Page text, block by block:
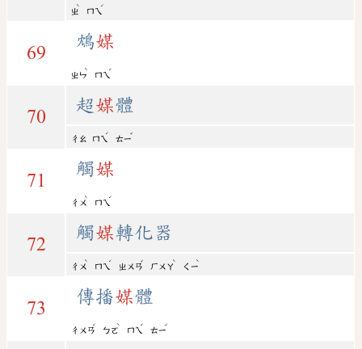
ㄓ
ˋ
ㄇㄟ
ˊ
69
鴆媒
ㄓㄣ
ˋ
ㄇㄟ
ˊ
70
超媒體
ㄔㄠ ㄇㄟ
ˊ
ㄊㄧ
ˇ
71
觸媒
ㄔㄨ
ˋ
ㄇㄟ
ˊ
72
觸媒轉化器
ㄔㄨ
ˋ
ㄇㄟ
ˊ
ㄓㄨㄢ
ˇ
ㄏㄨㄚ
ˋ
ㄑㄧ
ˋ
73
傳播媒體
ㄔㄨㄢ
ˊ
ㄅㄛ
ˋ
ㄇㄟ
ˊ
ㄊㄧ
ˇ